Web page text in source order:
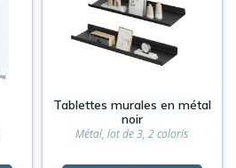
Tablettes murales en métal
noir
Métal, lot de 3, 2 coloris